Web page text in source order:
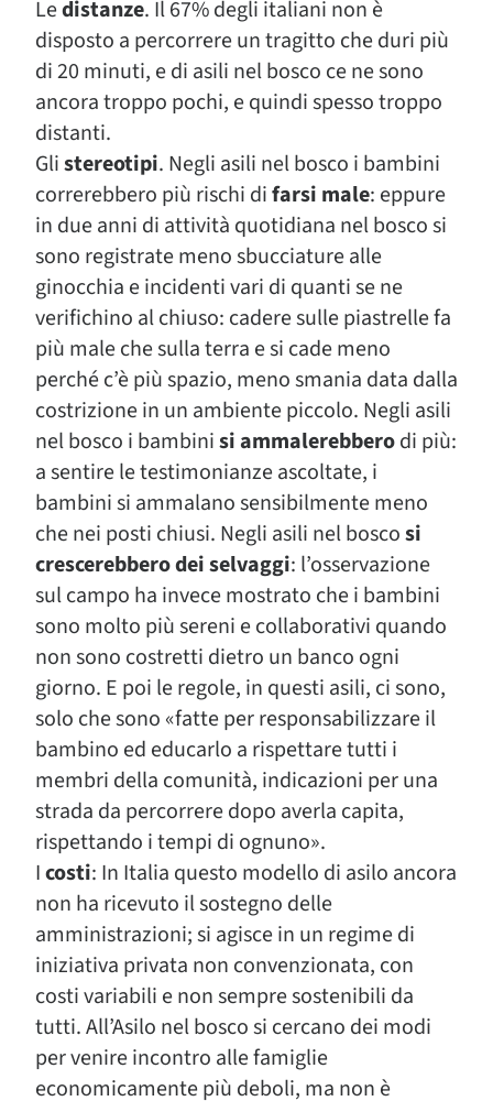
Ledistanze. Il 67% degli italiani non è
disposto a percorrere un tragitto che duri più
di 20 minuti, e di asili nel bosco ce ne sono
ancora troppo pochi, e quindi spesso troppo
distanti.
Glistereotipi. Negli asili nel bosco i bambini
correrebbero più rischi difarsi male: eppure
in due anni di attività quotidiana nel bosco si
sono registrate meno sbucciature alle
ginocchia e incidenti vari di quanti se ne
verifichino al chiuso: cadere sulle piastrelle fa
più male che sulla terra e si cade meno
perché c’è più spazio, meno smania data dalla
costrizione in un ambiente piccolo. Negli asili
nel bosco i bambinisi ammalerebberodi più:
a sentire le testimonianze ascoltate, i
bambini si ammalano sensibilmente meno
che nei posti chiusi. Negli asili nel boscosi
crescerebbero dei selvaggi: l’osservazione
sul campo ha invece mostrato che i bambini
sono molto più sereni e collaborativi quando
non sono costretti dietro un banco ogni
giorno. E poi le regole, in questi asili, ci sono,
solo che sono «fatte per responsabilizzare il
bambino ed educarlo a rispettare tutti i
membri della comunità, indicazioni per una
strada da percorrere dopo averla capita,
rispettando i tempi di ognuno».
Icosti: In Italia questo modello di asilo ancora
non ha ricevuto il sostegno delle
amministrazioni; si agisce in un regime di
iniziativa privata non convenzionata, con
costi variabili e non sempre sostenibili da
tutti. All’Asilo nel bosco si cercano dei modi
per venire incontro alle famiglie
economicamente più deboli, ma non è